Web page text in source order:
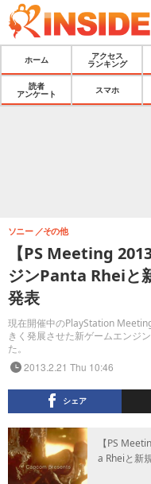
ホーム
アクセス
ランキング
読者
アンケート
スマホ
【PS Meeting
ジンPanta Rheiと
発表
現在開催中のPlayStation
きく発展させた新ゲームエンジ
た。
ソニー その他
2013.2.21 Thu 10:46
シェア
【PS
a Rheiと新